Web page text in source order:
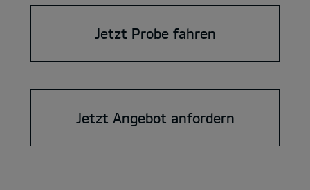
Jetzt Probe fahren
Jetzt Angebot anfordern